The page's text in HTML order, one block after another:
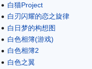
白猫Project
白刃闪耀的恋之旋律
白日梦的构想图
白色相簿(游戏)
白色相簿2
白色之翼